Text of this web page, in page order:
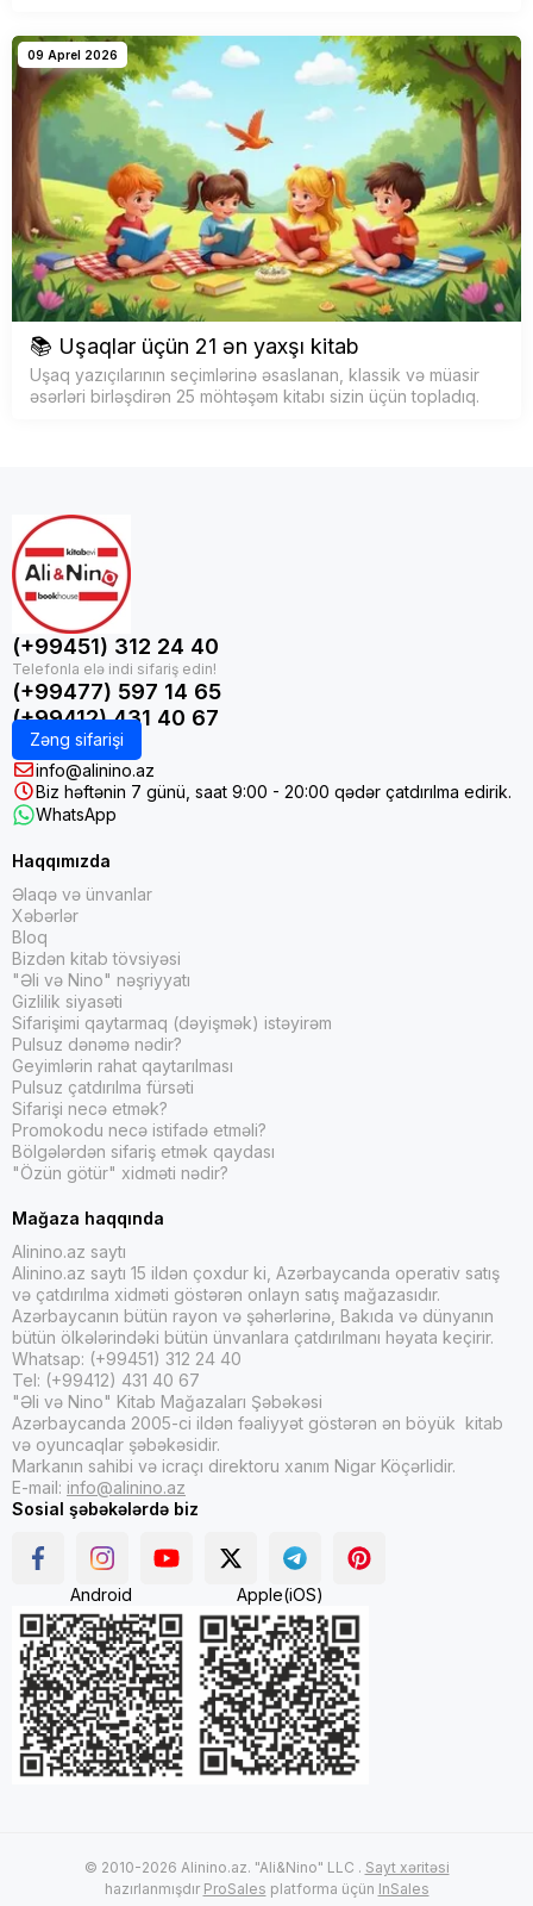
09 Aprel 2026
📚 Uşaqlar üçün 21 ən yaxşı kitab
Uşaq yazıçılarının seçimlərinə əsaslanan, klassik və müasir
əsərləri birləşdirən 25 möhtəşəm kitabı sizin üçün topladıq.
(+99451) 312 24 40
(+99477) 597 14 65
(+99412) 431 40 67
Zəng sifarişi
info@alinino.az
Biz həftənin 7 günü, saat 9:00 - 20:00 qədər çatdırılma edirik.
WhatsApp
Haqqımızda
Əlaqə və ünvanlar
Xəbərlər
Bloq
Bizdən kitab tövsiyəsi
"Əli və Nino" nəşriyyatı
Gizlilik siyasəti
Sifarişimi qaytarmaq (dəyişmək) istəyirəm
Pulsuz dənəmə nədir?
Geyimlərin rahat qaytarılması
Pulsuz çatdırılma fürsəti
Sifarişi necə etmək?
Promokodu necə istifadə etməli?
Bölgələrdən sifariş etmək qaydası
"Özün götür" xidməti nədir?
Mağaza haqqında
Alinino.az saytı
Alinino.az saytı 15 ildən çoxdur ki, Azərbaycanda operativ satış
və çatdırılma xidməti göstərən onlayn satış mağazasıdır.
Azərbaycanın bütün rayon və şəhərlərinə, Bakıda və dünyanın
bütün ölkələrindəki bütün ünvanlara çatdırılmanı həyata keçirir.
Whatsap: (+99451) 312 24 40
Tel: (+99412) 431 40 67
"Əli və Nino" Kitab Mağazaları Şəbəkəsi
Azərbaycanda 2005-ci ildən fəaliyyət göstərən ən böyük kitab
və oyuncaqlar şəbəkəsidir.
Markanın sahibi və icraçı direktoru xanım Nigar Köçərlidir.
E-mail: info@alinino.az
Sosial şəbəkələrdə biz
Android Apple(iOS)
© 2010-2026 Alinino.az. "Ali&Nino" LLC . Sayt xəritəsi
hazırlanmışdır ProSales platforma üçün InSales